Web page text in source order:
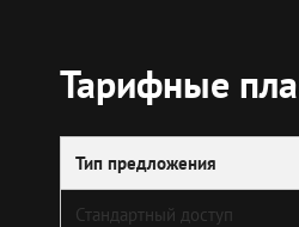
Тарифные
Тип предложения
Стандартный доступ